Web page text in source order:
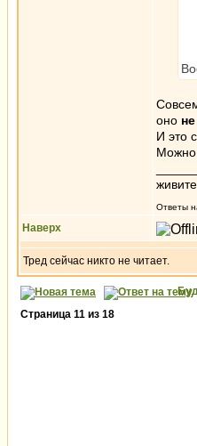
оно
И это
Можно
Ответы
Наверх
Тред сейчас никто не читает.
Страница 11 из 18